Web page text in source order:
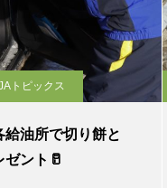
トピックス
給油所で切り餅と
ゼント🥛